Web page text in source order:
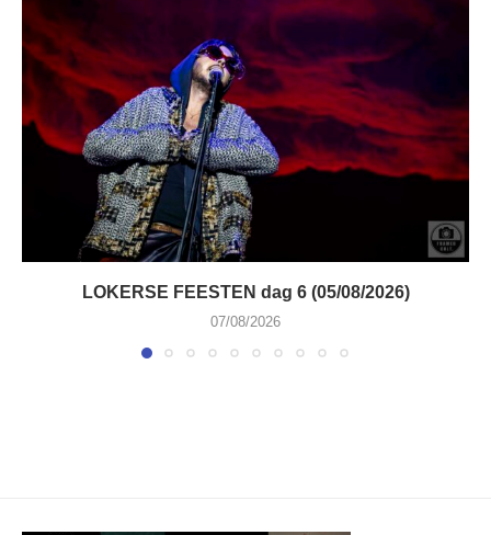
LOKERSE FEESTEN dag 6 (05/08/2026)
07/08/2026